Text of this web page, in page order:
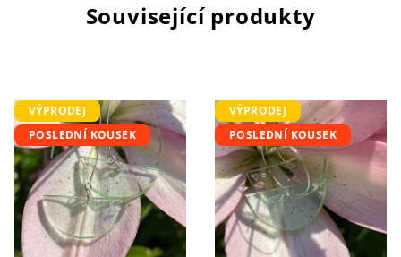
Související produkty
VÝPRODEJ
POSLEDNÍ KOUSEK
VÝPRODEJ
POSLEDNÍ KOUSEK